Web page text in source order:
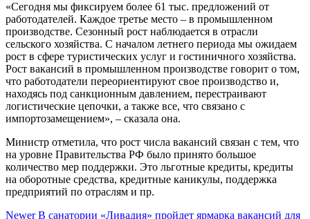
«Сегодня мы фиксируем более 61 тыс. предложений от
работодателей. Каждое третье место – в промышленном
производстве. Сезонный рост наблюдается в отрасли
сельского хозяйства. С началом летнего периода мы ожидаем
рост в сфере туристических услуг и гостиничного хозяйства.
Рост вакансий в промышленном производстве говорит о том,
что работодатели переориентируют свое производство и,
находясь под санкционным давлением, перестраивают
логистические цепочки, а также все, что связано с
импортозамещением», – сказала она.
Министр отметила, что рост числа вакансий связан с тем, что
на уровне Правительства РФ было принято большое
количество мер поддержки. Это льготные кредиты, кредиты
на оборотные средства, кредитные каникулы, поддержка
предприятий по отраслям и пр.
Newer В санатории «Ливадия» пройдет ярмарка вакансий для